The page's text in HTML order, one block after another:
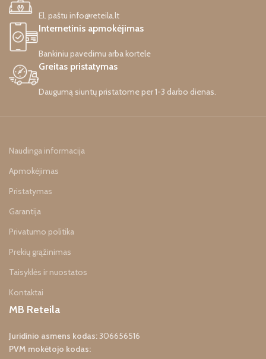
El. paštu info@reteila.lt
Internetinis apmokėjimas
Bankiniu pavedimu arba kortele
Greitas pristatymas
Daugumą siuntų pristatome per 1-3 darbo dienas.
Naudinga informacija
Apmokėjimas
Pristatymas
Garantija
Privatumo politika
Prekių grąžinimas
Taisyklės ir nuostatos
Kontaktai
MB Reteila
Juridinio asmens kodas:306656516
PVM mokėtojo kodas: